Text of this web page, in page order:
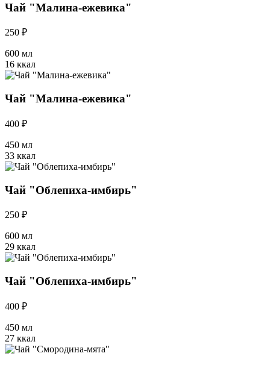
Чай "Малина-ежевика"
250 ₽
600 мл
16 ккал
Чай "Малина-ежевика"
400 ₽
450 мл
33 ккал
Чай "Облепиха-имбирь"
250 ₽
600 мл
29 ккал
Чай "Облепиха-имбирь"
400 ₽
450 мл
27 ккал